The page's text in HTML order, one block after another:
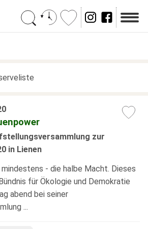
Suchen
zur
in Lienen
mindestens - die halbe Macht. Dieses
für Ökologie und Demokratie
abend bei seiner
...